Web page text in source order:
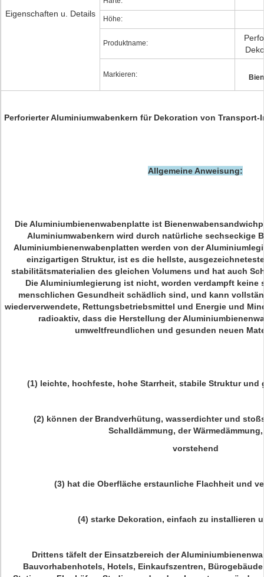
Eigenschaften u. Details
Höhe:
Produktname:
Markieren:
Perforierter Aluminiumwabenkern für Dekoration von Transport-
Allgemeine Anweisung:
Die Aluminiumbienenwabenplatte ist
Aluminiumwabenkern wird durch natürliche sechseckige
Aluminiumbienenwabenplatten werden von der
einzigartigen Struktur, ist es die hellste,
stabilitätsmaterialien des gleichen Volumens und hat auch
Die Aluminiumlegierung ist nicht, worden verdampft keine
menschlichen Gesundheit schädlich sind, und kann
wiederverwendete, Rettungsbetriebsmittel und Energie und
radioaktiv, dass die Herstellung der
umweltfreundlichen und gesunden neuen
(1) leichte, hochfeste, hohe Starrheit, stabile Struktur und
(2) können der Brandverhütung, wasserdichter und
Schalldämmung, der
vorstehend
(3) hat die Oberfläche erstaunliche Flachheit und
(4) starke Dekoration, einfach zu installieren
Drittens täfelt der Einsatzbereich der
Bauvorhabenhotels, Hotels, Einkaufszentren,